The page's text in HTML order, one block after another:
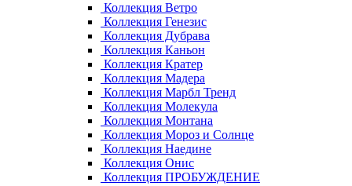
Коллекция Ветро
Коллекция Генезис
Коллекция Дубрава
Коллекция Каньон
Коллекция Кратер
Коллекция Мадера
Коллекция Марбл Тренд
Коллекция Молекула
Коллекция Монтана
Коллекция Мороз и Солнце
Коллекция Наедине
Коллекция Онис
Коллекция ПРОБУЖДЕНИЕ